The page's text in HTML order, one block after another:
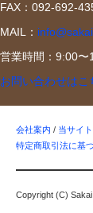
FAX：092-692-
MAIL：
営業時間：9:00〜
お問い合わせはこ
会社案内 / 当サイ
特定商取引法に基
Copyright (C)